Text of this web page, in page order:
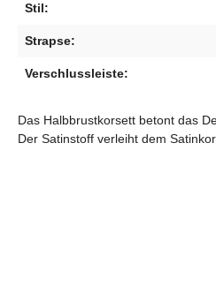
Stil:
Strapse:
Verschlussleiste:
Das Halbbrustkorsett betont das
Der Satinstoff verleiht dem